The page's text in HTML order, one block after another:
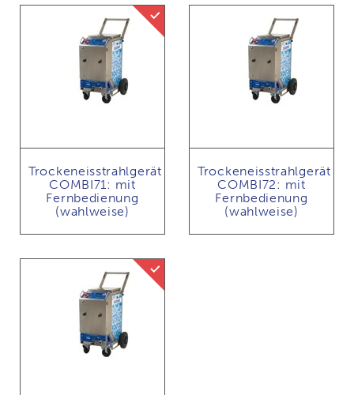
Trockeneisstrahlgerät
COMBI71: mit
Fernbedienung
(wahlweise)
Trockeneisstrahlen mit Abrasivmittel
Trockeneisstrahlgerät
COMBI72: mit
Fernbedienung
(wahlweise)
Trockeneisstrahlen mit Abrasivmittel